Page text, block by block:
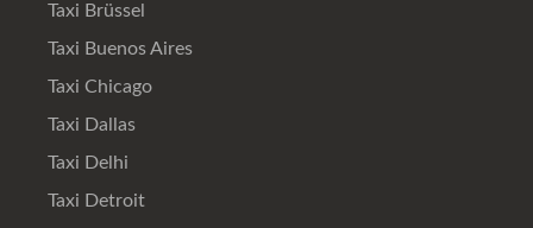
Taxi Brüssel
Taxi Buenos Aires
Taxi Chicago
Taxi Dallas
Taxi Delhi
Taxi Detroit